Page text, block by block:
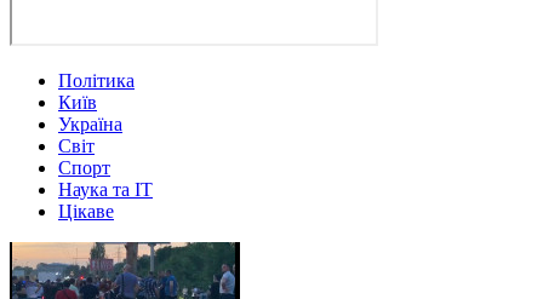
Політика
Київ
Україна
Світ
Спорт
Наука та IT
Цікаве